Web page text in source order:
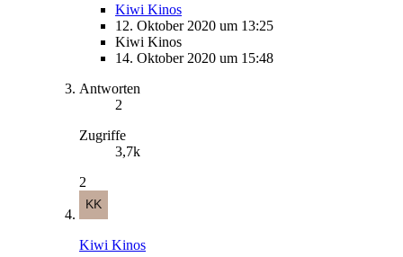
Kiwi Kinos
12. Oktober 2020 um 13:25
Kiwi Kinos
14. Oktober 2020 um 15:48
Antworten
2
Zugriffe
3,7k
2
Kiwi Kinos